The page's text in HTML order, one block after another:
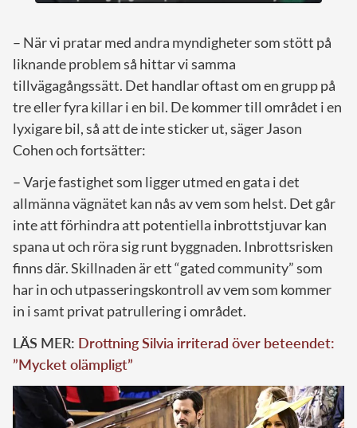
– När vi pratar med andra myndigheter som stött på
liknande problem så hittar vi samma
tillvägagångssätt. Det handlar oftast om en grupp på
tre eller fyra killar i en bil. De kommer till området i en
lyxigare bil, så att de inte sticker ut, säger Jason
Cohen och fortsätter:
– Varje fastighet som ligger utmed en gata i det
allmänna vägnätet kan nås av vem som helst. Det går
inte att förhindra att potentiella inbrottstjuvar kan
spana ut och röra sig runt byggnaden. Inbrottsrisken
finns där. Skillnaden är ett “gated community” som
har in och utpasseringskontroll av vem som kommer
in i samt privat patrullering i området.
LÄS MER: Drottning Silvia irriterad över beteendet:
”Mycket olämpligt”